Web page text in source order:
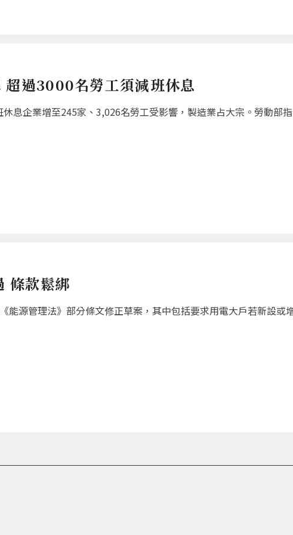
超過3000名勞工須減班休息
息企業增至245家、3,026名勞工受影響，製造業占大宗。勞動部
條款鬆綁
能源管理法》部分條文修正草案，其中包括要求用電大戶若新設或